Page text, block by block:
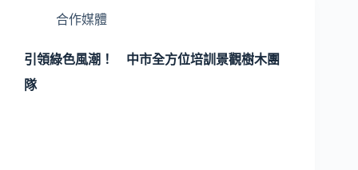
合作媒體
引領綠色風潮！ 中市全方位培訓景觀樹木團
隊